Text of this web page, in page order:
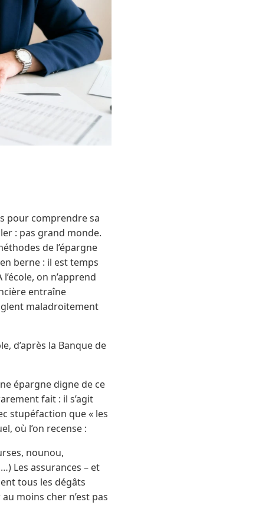
pour comprendre sa
: pas grand monde.
de l’épargne
berne : il est temps
on n’apprend
entraîne
maladroitement
d’après la Banque de
épargne digne de ce
fait : il s’agit
stupéfaction que « les
où l’on recense :
nounou,
Les assurances – et
tous les dégâts
moins cher n’est pas